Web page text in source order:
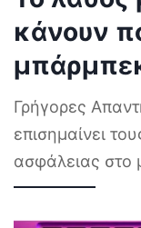
κάνουν
Γρήγορες
επισημαίνει
ασφάλειας στο